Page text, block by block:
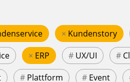
× Kundenstory
× ERP # UX/UI #
# Plattform # Event